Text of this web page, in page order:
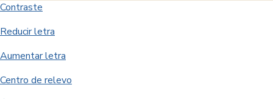
Contraste
Reducir letra
Aumentar letra
Centro de relevo